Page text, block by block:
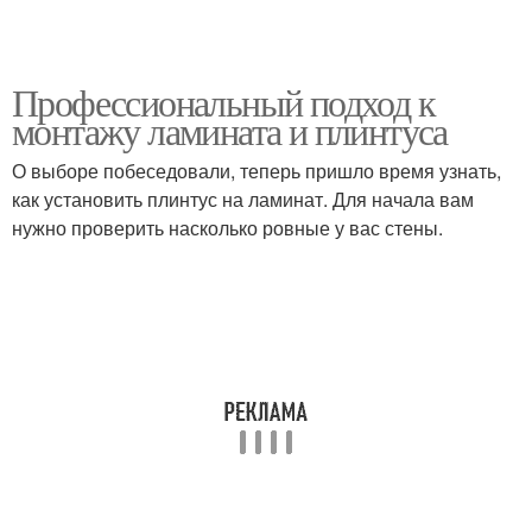
Профессиональный подход к
монтажу ламината и плинтуса
О выборе побеседовали, теперь пришло время узнать,
как установить плинтус на ламинат. Для начала вам
нужно проверить насколько ровные у вас стены.